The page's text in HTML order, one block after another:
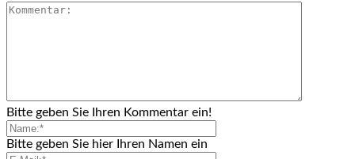
Bitte geben Sie Ihren Kommentar ein!
Bitte geben Sie hier Ihren Namen ein